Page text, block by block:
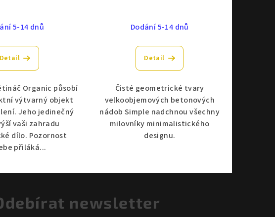
5-14 dnů
Detail
Organic působí
výtvarný objekt
Jeho jedinečný
vaši zahradu
dílo. Pozornost
přiláká...
Dodání 5-14 dnů
Detail
Čisté geometrické tvary
velkoobjemových betonových
nádob Simple nadchnou všechny
milovníky minimalistického
designu.
newsletter